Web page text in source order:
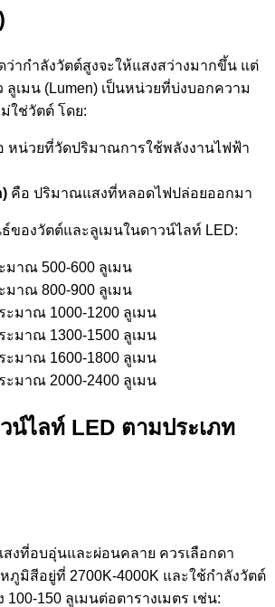
ว่ากำลังวัตต์สูงจะให้แสงสว่างมากขึ้น แต่
ลูเมน (Lumen) เป็นหน่วยที่บ่งบอกความ
ใช่วัตต์ โดย:
หน่วยที่วัดปริมาณการใช้พลังงานไฟฟ้า
คือ ปริมาณแสงที่หลอดไฟปล่อยออกมา
ของวัตต์และลูเมนในดาวน์ไลท์ LED:
มาณ 500-600 ลูเมน
มาณ 800-900 ลูเมน
ะมาณ 1000-1200 ลูเมน
ะมาณ 1300-1500 ลูเมน
ะมาณ 1600-1800 ลูเมน
ะมาณ 2000-2400 ลูเมน
น์ไลท์ LED ตามประเภท
สงที่อบอุ่นและผ่อนคลาย ควรเลือกดา
มิสีอยู่ที่ 2700K-4000K และใช้กำลังวัตต์
150 ลูเมนต่อตารางเมตร เช่น: